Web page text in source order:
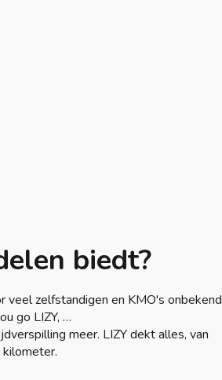
biedt?
zelfstandigen en KMO's onbekend
go LIZY, …
meer. LIZY dekt alles, van